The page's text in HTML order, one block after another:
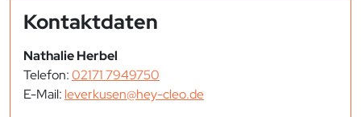
Kontaktdaten
Nathalie Herbel
Telefon:02171 7949750
E-Mail: leverkusen@hey-cleo.de